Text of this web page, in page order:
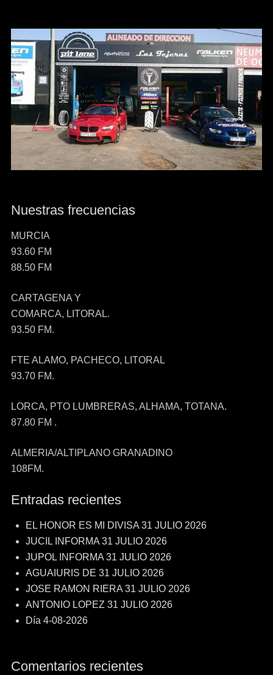
Nuestras frecuencias
MURCIA
93.60 FM
88.50 FM
CARTAGENA Y
COMARCA, LITORAL.
93.50 FM.
FTE ALAMO, PACHECO, LITORAL
93.70 FM.
LORCA, PTO LUMBRERAS, ALHAMA, TOTANA.
87.80 FM .
ALMERIA/ALTIPLANO GRANADINO
108FM.
Entradas recientes
EL HONOR ES MI DIVISA 31 JULIO 2026
JUCIL INFORMA 31 JULIO 2026
JUPOL INFORMA 31 JULIO 2026
AGUAIURIS DE 31 JULIO 2026
JOSE RAMON RIERA 31 JULIO 2026
ANTONIO LOPEZ 31 JULIO 2026
Día 4-08-2026
Comentarios recientes